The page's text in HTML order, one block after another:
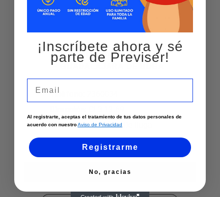
NEISY RINCON QUINTERO
– GUADALAJARA DE BUGA
Teléfono
Ciudad:Guadalajara De Buga
¡Inscríbete ahora y sé
parte de Previser!
Al registrarte, aceptas el tratamiento de tus datos personales de
acuerdo con nuestroAviso de Privacidad
Registrarme
No, gracias